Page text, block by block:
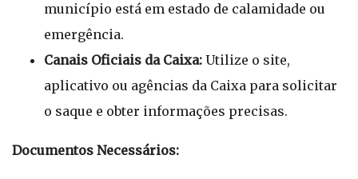
município está em estado de calamidade ou
emergência.
Canais Oficiais da Caixa: Utilize o site,
aplicativo ou agências da Caixa para solicitar
o saque e obter informações precisas.
Documentos Necessários: